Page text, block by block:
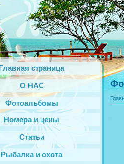
Главная страница
О НАС
Фотоальбомы
Номера и цены
Статьи
Рыбалка и охота